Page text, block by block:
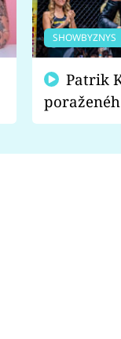
SHOWBYZNYS
fanoušci